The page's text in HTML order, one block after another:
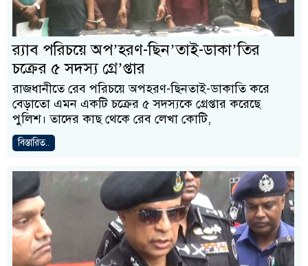
র‍্যাব পরিচয়ে অপ’হরণ-ছিন’তাই-ডাকা’তির
চক্রের ৫ সদস্য গ্রে’প্তার
রাজধানীতে রেব পরিচয়ে অপহরণ-ছিনতাই-ডাকাতি করে
বেড়াতো এমন একটি চক্রের ৫ সদস্যকে গ্রেপ্তার করেছে
পুলিশ। তাদের কাছ থেকে রেব লেখা কোটি,
বিস্তারিত..